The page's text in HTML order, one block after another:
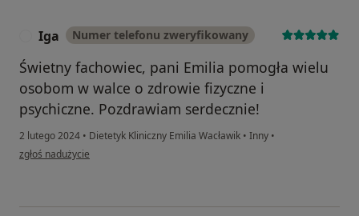
Iga Numer telefonu zweryfikowany
Świetny fachowiec, pani Emilia pomogła wielu
osobom w walce o zdrowie fizyczne i
psychiczne. Pozdrawiam serdecznie!
2 lutego 2024 • Dietetyk Kliniczny Emilia Wacławik • Inny •
w opinii użytkownika Iga
zgłoś nadużycie